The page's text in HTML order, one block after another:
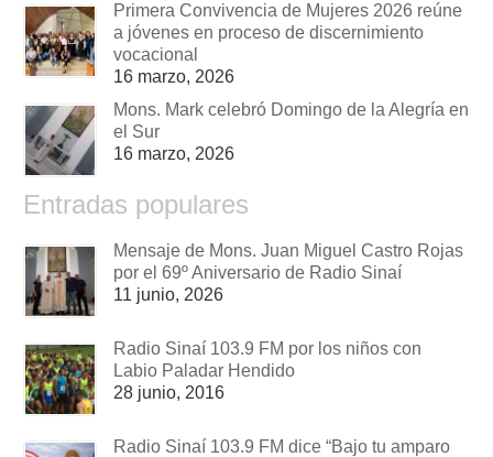
Primera Convivencia de Mujeres 2026 reúne
a jóvenes en proceso de discernimiento
vocacional
16 marzo, 2026
Mons. Mark celebró Domingo de la Alegría en
el Sur
16 marzo, 2026
Entradas populares
Mensaje de Mons. Juan Miguel Castro Rojas
por el 69º Aniversario de Radio Sinaí
11 junio, 2026
Radio Sinaí 103.9 FM por los niños con
Labio Paladar Hendido
28 junio, 2016
Radio Sinaí 103.9 FM dice “Bajo tu amparo